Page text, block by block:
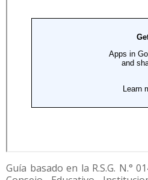
Guía basado en la R.S.G. N.°